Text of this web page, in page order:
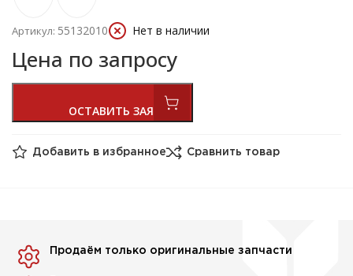
Артикул: 55132010 Нет в наличии
Цена по запросу
Добавить в избранное Сравнить товар
Продаём только оригинальные запчасти